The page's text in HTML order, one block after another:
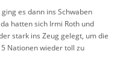
es dann ins Schwaben
hatten sich Irmi Roth und
stark ins Zeug gelegt, um die
Nationen wieder toll zu